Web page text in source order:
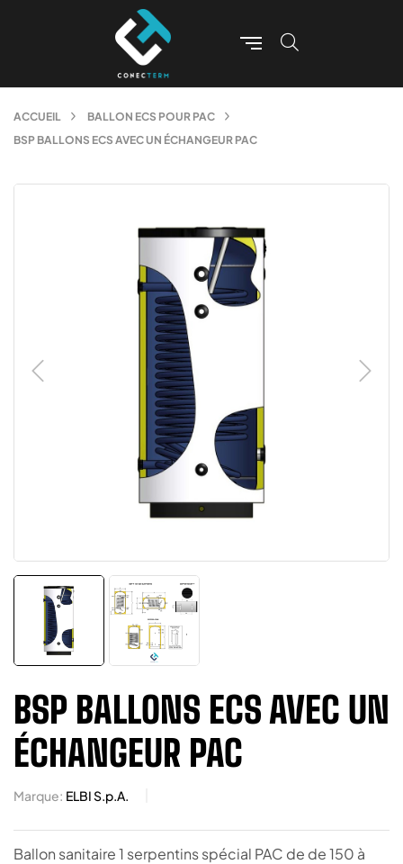
ACCUEIL
BALLON ECS POUR PAC
BSP BALLONS ECS AVEC UN ÉCHANGEUR PAC
BSP BALLONS ECS AVEC UN
ÉCHANGEUR PAC
Marque: ELBI S.p.A.
Ballon sanitaire 1 serpentins spécial PAC de de 150 à